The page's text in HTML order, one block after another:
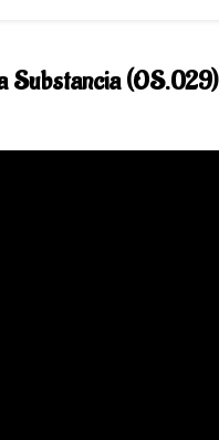
Substancia (OS.029)